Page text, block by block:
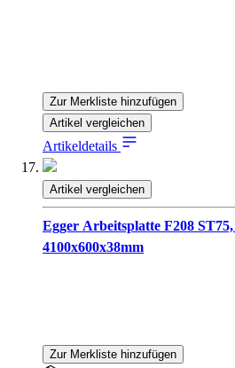
Zur Merkliste hinzufügen
Artikel vergleichen
Artikeldetails
Artikel vergleichen
Egger Arbeitsplatte F208
4100x600x38mm
Zur Merkliste hinzufügen